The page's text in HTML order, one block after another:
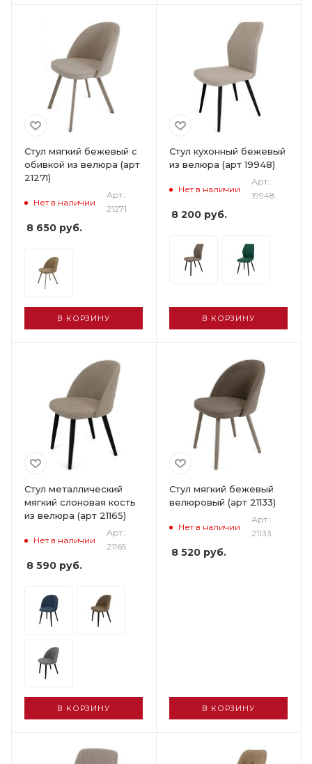
Стул мягкий бежевый с
обивкой из велюра (арт
21271)
Нет в наличии
Арт.:
21271
8 650 руб.
В КОРЗИНУ
Стул кухонный бежевый
из велюра (арт 19948)
Нет в наличии
Арт.:
19948
8 200 руб.
В КОРЗИНУ
Стул металлический
мягкий слоновая кость
из велюра (арт 21165)
Нет в наличии
Арт.:
21165
8 590 руб.
В КОРЗИНУ
Стул мягкий бежевый
велюровый (арт 21133)
Нет в наличии
Арт.:
21133
8 520 руб.
В КОРЗИНУ